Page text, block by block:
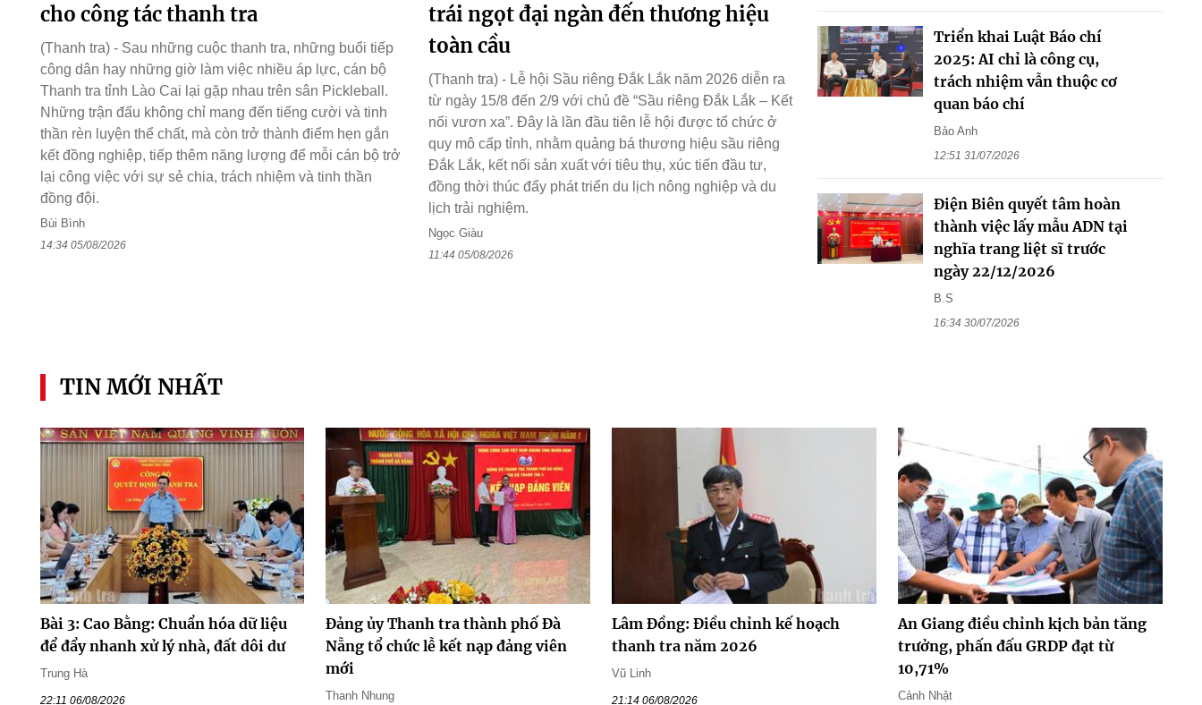
cho công tác thanh tra
(Thanh tra) - Sau những cuộc thanh tra, những buổi tiếp
công dân hay những giờ làm việc nhiều áp lực, cán bộ
Thanh tra tỉnh Lào Cai lại gặp nhau trên sân Pickleball.
Những trận đấu không chỉ mang đến tiếng cười và tinh
thần rèn luyện thể chất, mà còn trở thành điểm hẹn gắn
kết đồng nghiệp, tiếp thêm năng lượng để mỗi cán bộ trở
lại công việc với sự sẻ chia, trách nhiệm và tinh thần
đồng đội.
Bùi Bình
14:34 05/08/2026
trái ngọt đại ngàn đến thương hiệu
toàn cầu
(Thanh tra) - Lễ hội Sầu riêng Đắk Lắk năm 2026 diễn ra
từ ngày 15/8 đến 2/9 với chủ đề “Sầu riêng Đắk Lắk – Kết
nối vươn xa”. Đây là lần đầu tiên lễ hội được tổ chức ở
quy mô cấp tỉnh, nhằm quảng bá thương hiệu sầu riêng
Đắk Lắk, kết nối sản xuất với tiêu thụ, xúc tiến đầu tư,
đồng thời thúc đẩy phát triển du lịch nông nghiệp và du
lịch trải nghiệm.
Ngọc Giàu
11:44 05/08/2026
Triển khai Luật Báo chí
2025: AI chỉ là công cụ,
trách nhiệm vẫn thuộc cơ
quan báo chí
Bảo Anh
12:51 31/07/2026
Điện Biên quyết tâm hoàn
thành việc lấy mẫu ADN tại
nghĩa trang liệt sĩ trước
ngày 22/12/2026
B.S
16:34 30/07/2026
TIN MỚI NHẤT
Bài 3: Cao Bằng: Chuẩn hóa dữ liệu
để đẩy nhanh xử lý nhà, đất dôi dư
Trung Hà
22:11 06/08/2026
Đảng ủy Thanh tra thành phố Đà
Nẵng tổ chức lễ kết nạp đảng viên
mới
Thanh Nhung
Lâm Đồng: Điều chỉnh kế hoạch
thanh tra năm 2026
Vũ Linh
21:14 06/08/2026
An Giang điều chỉnh kịch bản tăng
trưởng, phấn đấu GRDP đạt từ
10,71%
Cảnh Nhật